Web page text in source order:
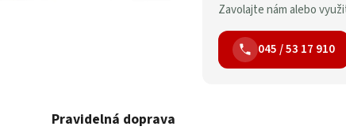
Zavolajte nám alebo
045 / 53 17 910
Pravidelná doprava